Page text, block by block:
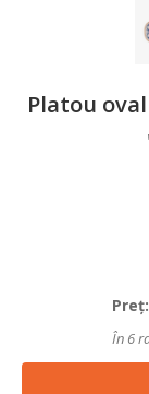
Platou
Preţ:
În 6